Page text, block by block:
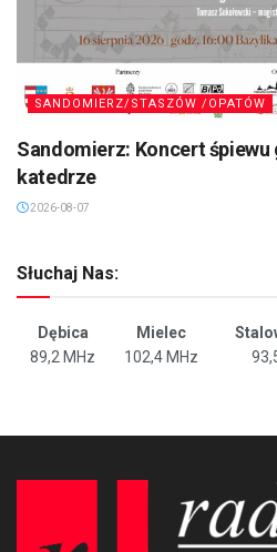
SANDOMIERZ/STASZÓW /OPATÓW
Sandomierz: Koncert
katedrze
2026-08-07
Słuchaj Nas:
Dębica Mielec
89,2 MHz
102,4 MHz